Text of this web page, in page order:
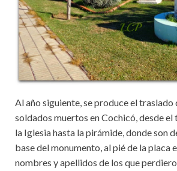
Al año siguiente, se produce el traslado
soldados muertos en Cochicó, desde
la Iglesia hasta la pirámide, donde son
base del monumento, al pié de la placa
nombres y apellidos de los que